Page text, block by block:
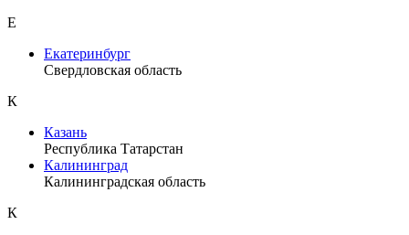
Е
Екатеринбург
Свердловская область
К
Казань
Республика Татарстан
Калининград
Калининградская область
К